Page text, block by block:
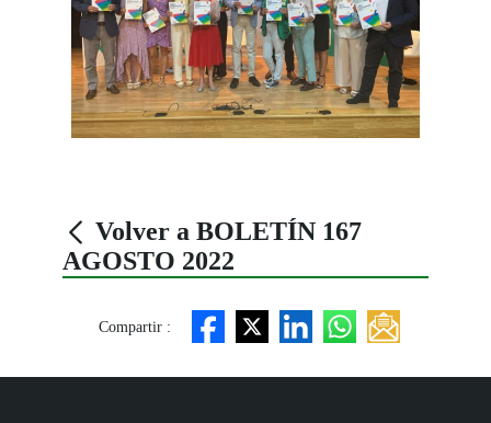
Volver a BOLETÍN 167
AGOSTO 2022
Compartir :